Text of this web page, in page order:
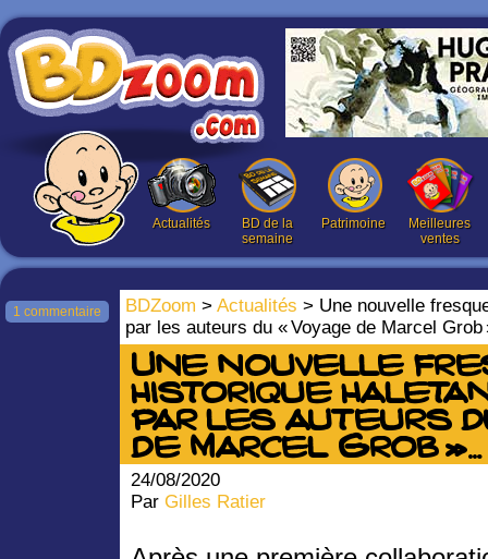
Actualités
BD de la
semaine
Patrimoine
Meilleures
ventes
BDZoom > Actualités > Une nouvelle
par les auteurs du « Voyage de Marcel
1 commentaire
Une nouvelle
historique
par les auteurs
de Marcel Grob »…
24/08/2020
Par Gilles Ratier